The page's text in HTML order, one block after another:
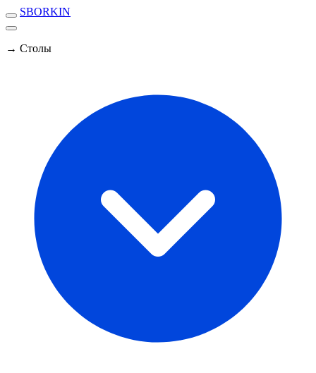
SBORKIN
→ Столы